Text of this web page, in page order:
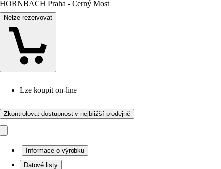
HORNBACH Praha - Černý Most
Nelze rezervovat
Lze koupit on-line
Zkontrolovat dostupnost v nejbližší prodejně
Informace o výrobku
Datové listy